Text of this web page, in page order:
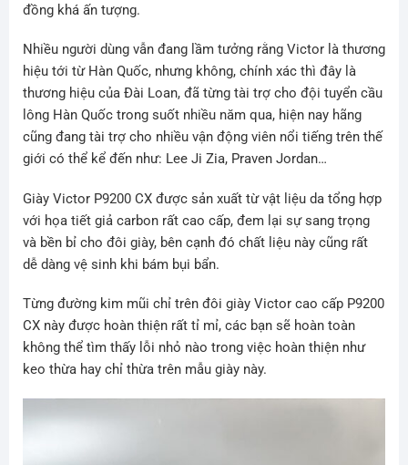
đồng khá ấn tượng.
Nhiều người dùng vẫn đang lầm tưởng rằng Victor là thương
hiệu tới từ Hàn Quốc, nhưng không, chính xác thì đây là
thương hiệu của Đài Loan, đã từng tài trợ cho đội tuyển cầu
lông Hàn Quốc trong suốt nhiều năm qua, hiện nay hãng
cũng đang tài trợ cho nhiều vận động viên nổi tiếng trên thế
giới có thể kể đến như: Lee Ji Zia, Praven Jordan…
Giày Victor P9200 CX được sản xuất từ vật liệu da tổng hợp
với họa tiết giả carbon rất cao cấp, đem lại sự sang trọng
và bền bỉ cho đôi giày, bên cạnh đó chất liệu này cũng rất
dễ dàng vệ sinh khi bám bụi bẩn.
Từng đường kim mũi chỉ trên đôi giày Victor cao cấp P9200
CX này được hoàn thiện rất tỉ mỉ, các bạn sẽ hoàn toàn
không thể tìm thấy lỗi nhỏ nào trong việc hoàn thiện như
keo thừa hay chỉ thừa trên mẫu giày này.